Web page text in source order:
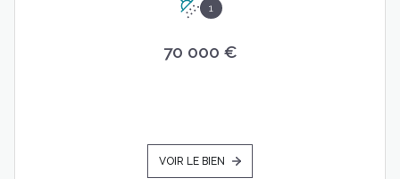
1
70 000 €
VOIR LE BIEN